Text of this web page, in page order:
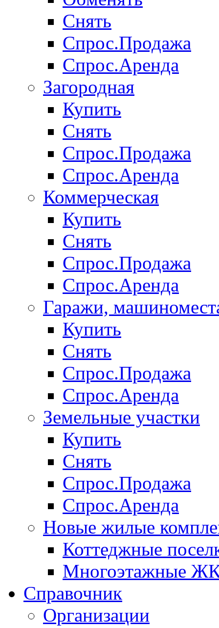
Снять
Спрос.Продажа
Спрос.Аренда
Загородная
Купить
Снять
Спрос.Продажа
Спрос.Аренда
Коммерческая
Купить
Снять
Спрос.Продажа
Спрос.Аренда
Гаражи,
Купить
Снять
Спрос.Продажа
Спрос.Аренда
Земельные участки
Купить
Снять
Спрос.Продажа
Спрос.Аренда
Новые жилые
Коттеджные
Многоэтажные
Справочник
Организации